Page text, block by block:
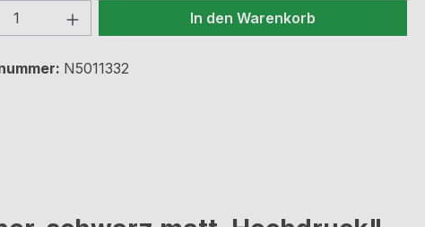
Anzahl: Gib den gewünschten Wert
In den Warenkorb
N5011332